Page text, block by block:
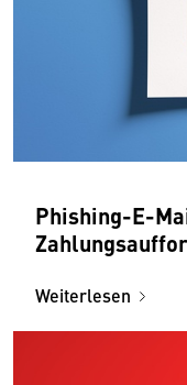
Phishing-E-
Weiterlesen